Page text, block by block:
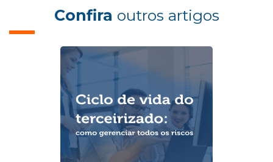
Confira outros artigos